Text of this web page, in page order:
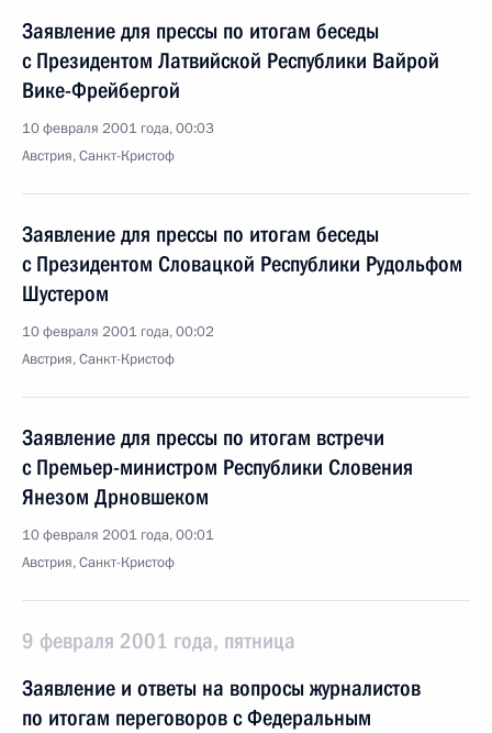
Заявление для прессы по итогам беседы
с Президентом Латвийской Республики Вайрой
Вике-Фрейбергой
10 февраля 2001 года, 00:03
Австрия, Санкт-Кристоф
Заявление для прессы по итогам беседы
с Президентом Словацкой Республики Рудольфом
Шустером
10 февраля 2001 года, 00:02
Австрия, Санкт-Кристоф
Заявление для прессы по итогам встречи
с Премьер-министром Республики Словения
Янезом Дрновшеком
10 февраля 2001 года, 00:01
Австрия, Санкт-Кристоф
9 февраля 2001 года, пятница
Заявление и ответы на вопросы журналистов
по итогам переговоров с Федеральным